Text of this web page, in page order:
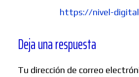
https://nivel-
Deja una respuesta
Tu dirección de correo